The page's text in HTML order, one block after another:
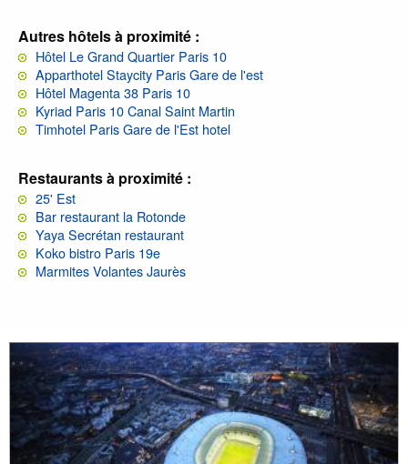
Autres hôtels à proximité :
Hôtel Le Grand Quartier Paris 10
Apparthotel Staycity Paris Gare de l'est
Hôtel Magenta 38 Paris 10
Kyriad Paris 10 Canal Saint Martin
Timhotel Paris Gare de l'Est hotel
Restaurants à proximité :
25' Est
Bar restaurant la Rotonde
Yaya Secrétan restaurant
Koko bistro Paris 19e
Marmites Volantes Jaurès